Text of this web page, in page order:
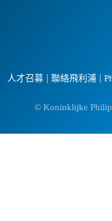
人才召募 聯絡飛利浦
© Koninklijke